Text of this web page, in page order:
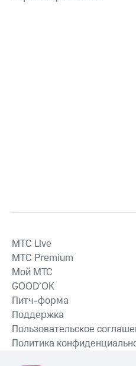
MTС Live
MTС Premium
Мой МТС
GOOD’OK
Питч-форма
Поддержка
Пользовательское
Политика